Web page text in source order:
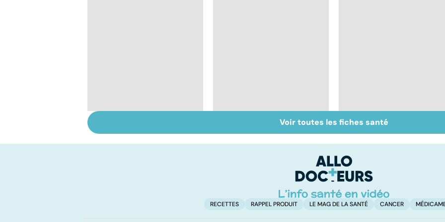
infections
Inflammation des
amygdales : que faire
Suicide : prévenir le
passage à l'acte
Voir toutes les fiches santé
RECETTES RAPPEL PRODUIT LE MAG DE LA SANTÉ CANCER